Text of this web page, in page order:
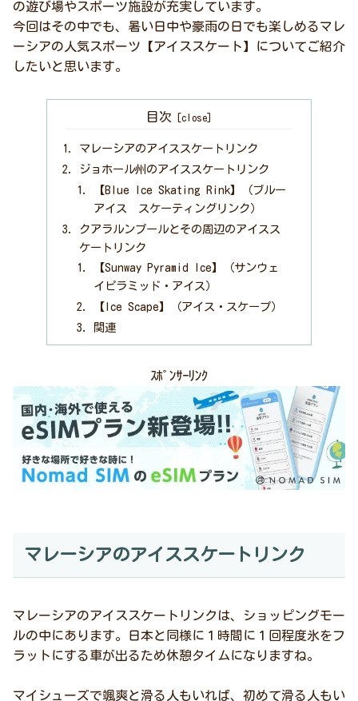
の遊び場やスポーツ施設が充実しています。
今回はその中でも、暑い日中や豪雨の日でも楽しめるマレ
ーシアの人気スポーツ【アイススケート】についてご紹介
したいと思います。
目次
マレーシアのアイススケートリンク
ジョホール州のアイススケートリンク
【Blue Ice Skating Rink】（ブルー
アイス スケーティングリンク）
クアラルンプールとその周辺のアイスス
ケートリンク
【Sunway Pyramid Ice】（サンウェ
イピラミッド・アイス）
【Ice Scape】（アイス・スケープ）
関連
ｽﾎﾟﾝｻｰﾘﾝｸ
マレーシアのアイススケートリンク
マレーシアのアイススケートリンクは、ショッピングモー
ルの中にあります。日本と同様に１時間に１回程度氷をフ
ラットにする車が出るため休憩タイムになりますね。
マイシューズで颯爽と滑る人もいれば、初めて滑る人もい